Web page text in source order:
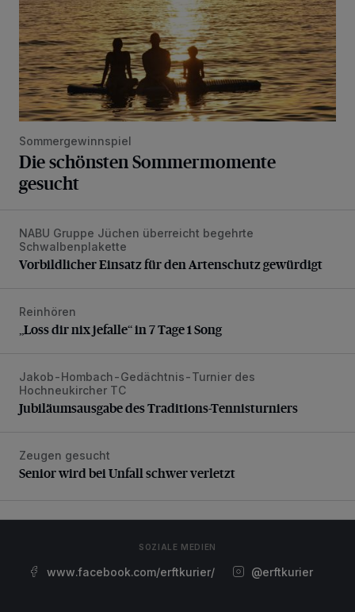
Sommergewinnspiel
Die schönsten Sommermomente
gesucht
Vorbildlicher Einsatz für den Artenschutz gewürdigt
NABU Gruppe Jüchen überreicht begehrte
Schwalbenplakette
Vorbildlicher Einsatz für den Artenschutz gewürdigt
„Loss dir nix jefalle“ in 7 Tage 1 Song
Reinhören
„Loss dir nix jefalle“ in 7 Tage 1 Song
Jubiläumsausgabe des Traditions-Tennisturniers
Jakob-Hombach-Gedächtnis-Turnier des
Hochneukircher TC
Jubiläumsausgabe des Traditions-Tennisturniers
Senior wird bei Unfall schwer verletzt
Zeugen gesucht
Senior wird bei Unfall schwer verletzt
SOZIALE MEDIEN
www.facebook.com/erftkurier/ @erftkurier